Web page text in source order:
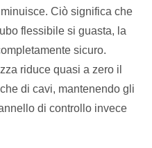
Ciò significa che
flessibile si guasta, la
sicuro.
riduce quasi a zero il
di cavi, mantenendo gli
di controllo invece